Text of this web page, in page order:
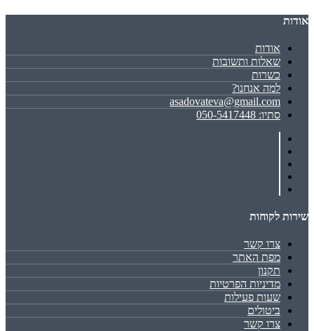
אודות
אודות
שאלות ותשובות
כשרות
למה אנחנו?
asadovateva@gmail.com
סתיו: 050-5417448
שירות לקוחות
צרו קשר
מפת האתר
תקנון
מדיניות הפרטיות
שעות פעילות
ביטולים
צרו קשר